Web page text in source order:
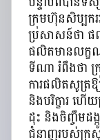
ក្រុមហ៊ុនសិប្បករ
ប្រសាសន៍ថា ផ
ផលិតមានលក្ខណ
ទីណា រំពឹងថា ក្
ការផលិតសូត្រឱ្
និងបរិក្ខារ ហើ
ដុះ និងចិញ្ចឹមដ
ជំនាញរបស់ក្